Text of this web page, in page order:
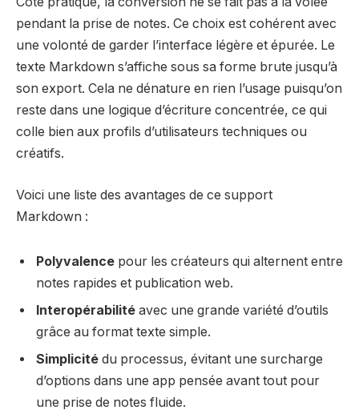
pendant la prise de notes. Ce choix est cohérent avec
une volonté de garder l’interface légère et épurée. Le
texte Markdown s’affiche sous sa forme brute jusqu’à
son export. Cela ne dénature en rien l’usage puisqu’on
reste dans une logique d’écriture concentrée, ce qui
colle bien aux profils d’utilisateurs techniques ou
créatifs.
Voici une liste des avantages de ce support
Markdown :
Polyvalence pour les créateurs qui alternent entre
notes rapides et publication web.
Interopérabilité avec une grande variété d’outils
grâce au format texte simple.
Simplicité du processus, évitant une surcharge
d’options dans une app pensée avant tout pour
une prise de notes fluide.